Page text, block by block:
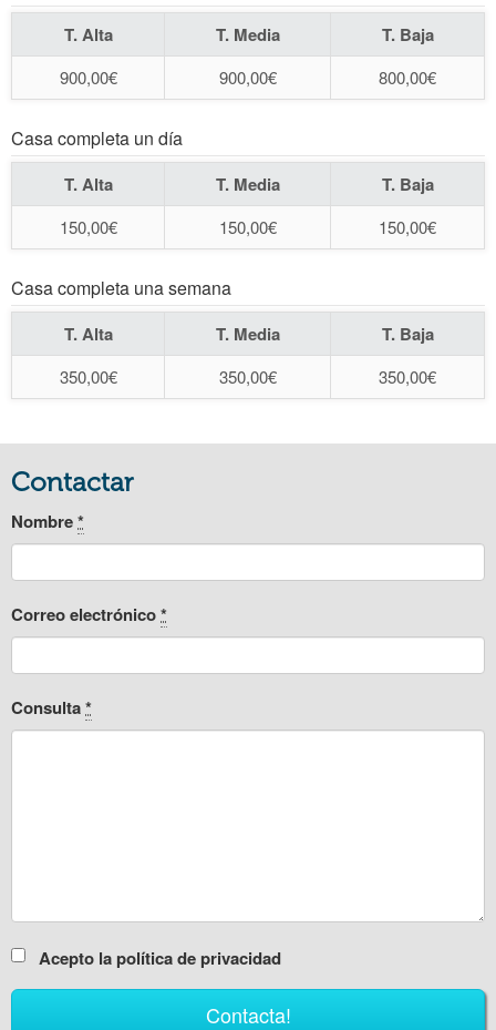
T. Alta T. Media T. Baja
900,00€ 900,00€ 800,00€
Casa completa un día
T. Alta T. Media T. Baja
150,00€ 150,00€ 150,00€
Casa completa una semana
T. Alta T. Media T. Baja
350,00€ 350,00€ 350,00€
Contactar
Nombre*
Correo electrónico*
Consulta*
Acepto la política de privacidad